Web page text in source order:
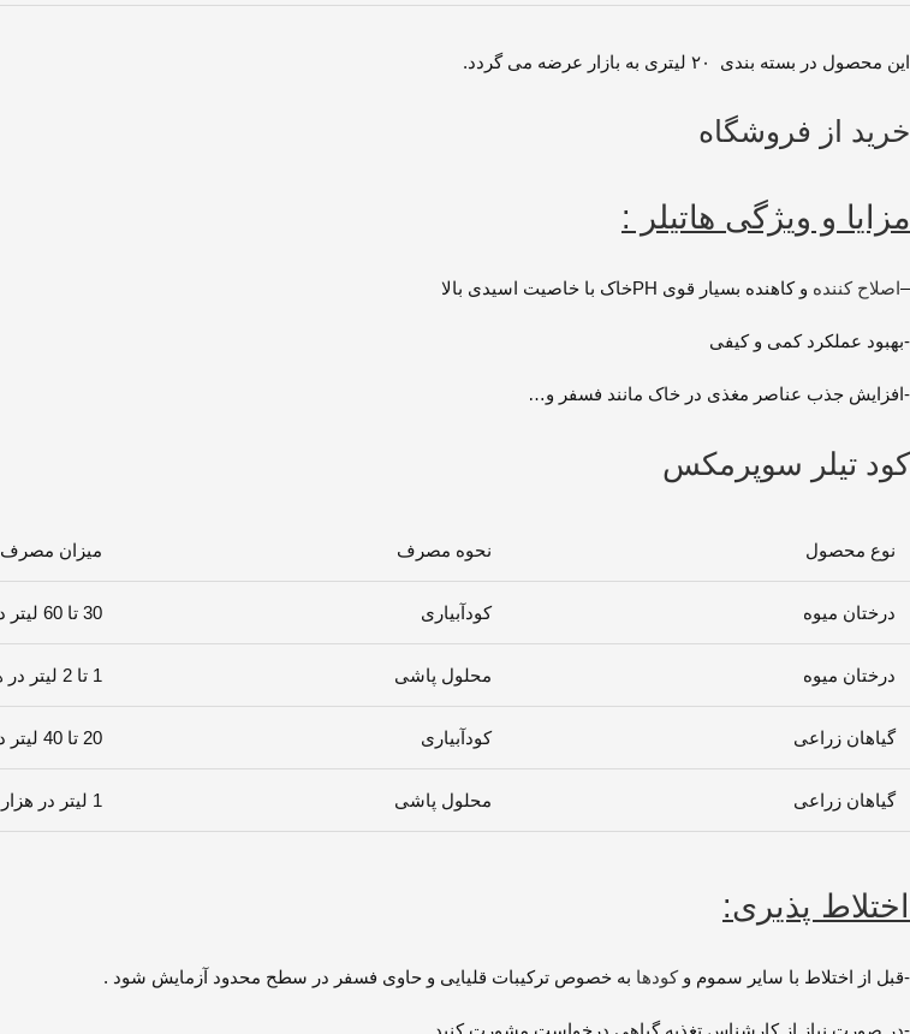
این محصول در بسته بندی ۲۰ لیتری به بازار عرضه می گردد.
خرید از فروشگاه
مزایا و ویژگی هاتیلر :
–اصلاح کننده و کاهنده بسیار قوی PHخاک با خاصیت اسیدی بالا
-بهبود عملکرد کمی و کیفی
-افزایش جذب عناصر مغذی در خاک مانند فسفر و…
کود تیلر سوپرمکس
نوع محصول نحوه مصرف میزان مصرف
درختان میوه کودآبیاری 30 تا 60 لیتر در هکتار
درختان میوه محلول پاشی 1 تا 2 لیتر در هزار لیتر آب
گیاهان زراعی کودآبیاری 20 تا 40 لیتر در هکتار
گیاهان زراعی محلول پاشی 1 لیتر در هزار لیتر آب
اختلاط پذیری:
-قبل از اختلاط با سایر سموم وکودها به خصوص ترکیبات قلیایی و حاوی فسفر در سطح محدود آزمایش شود .